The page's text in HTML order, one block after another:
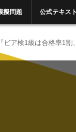
擬問題 公式テキス
ビア検1級は合格率1割